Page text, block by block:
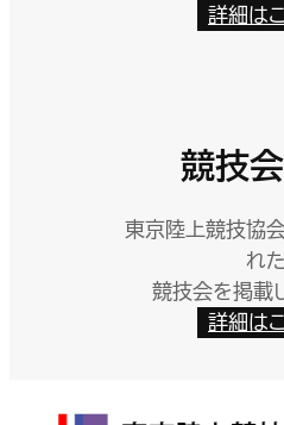
詳細は
競技
東京陸上競技協
れた
競技会を掲載
詳細は